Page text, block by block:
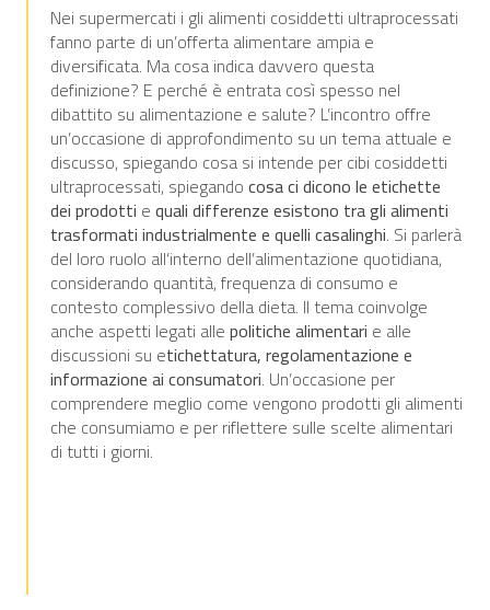
Nei supermercati i gli alimenti cosiddetti ultraprocessati
fanno parte di un’offerta alimentare ampia e
diversificata. Ma cosa indica davvero questa
definizione? E perché è entrata così spesso nel
dibattito su alimentazione e salute? L’incontro offre
un’occasione di approfondimento su un tema attuale e
discusso, spiegando cosa si intende per cibi cosiddetti
ultraprocessati, spiegandocosa ci dicono le etichette
dei prodotti equali differenze esistono tra gli alimenti
trasformati industrialmente e quelli casalinghi. Si parlerà
del loro ruolo all’interno dell’alimentazione quotidiana,
considerando quantità, frequenza di consumo e
contesto complessivo della dieta. Il tema coinvolge
anche aspetti legati allepolitiche alimentari e alle
discussioni su etichettatura, regolamentazione e
informazione ai consumatori. Un’occasione per
comprendere meglio come vengono prodotti gli alimenti
che consumiamo e per riflettere sulle scelte alimentari
di tutti i giorni.